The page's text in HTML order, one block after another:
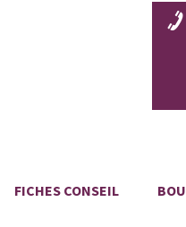
FICHES CONSEIL